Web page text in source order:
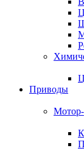
Приводы